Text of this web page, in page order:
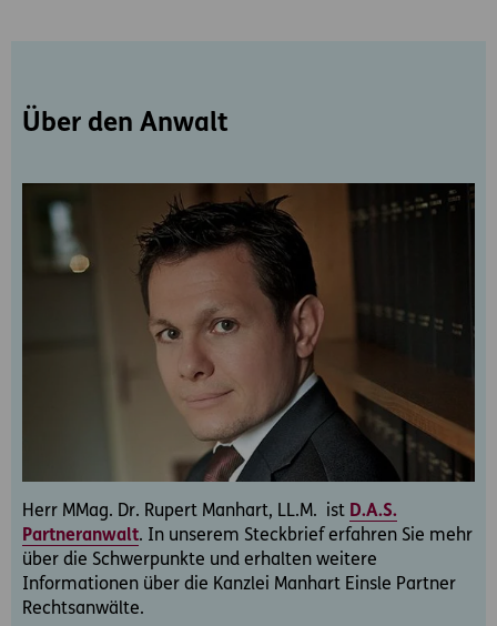
Über den Anwalt
Herr MMag. Dr. Rupert Manhart, LL.M. ist D.A.S.
Partneranwalt. In unserem Steckbrief erfahren Sie mehr
über die Schwerpunkte und erhalten weitere
Informationen über die Kanzlei Manhart Einsle Partner
Rechtsanwälte.